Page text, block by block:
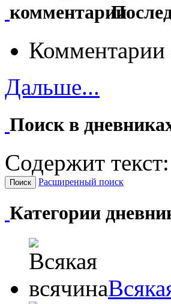
Комментарии
Дальше...
Поиск в
Содержит текст:
Расширенный поиск
Категории